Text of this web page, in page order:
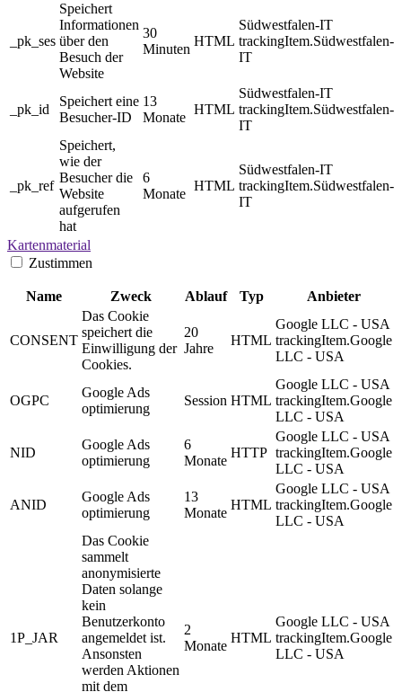
_pk_ses
Speichert
Informationen
über den
Besuch der
Website
30
Minuten
HTML
Südwestfalen-IT
trackingItem.Südwestfalen-
IT
_pk_id
Speichert eine
Besucher-ID
13
Monate
HTML
Südwestfalen-IT
trackingItem.Südwestfalen-
IT
_pk_ref
Speichert,
wie der
Besucher die
Website
aufgerufen
hat
6
Monate
HTML
Südwestfalen-IT
trackingItem.Südwestfalen-
IT
Kartenmaterial
Zustimmen
Name Zweck Ablauf Typ Anbieter
CONSENT
Das Cookie
speichert die
Einwilligung der
Cookies.
20
Jahre
HTML
Google LLC - USA
trackingItem.Google
LLC - USA
OGPC
Google Ads
optimierung
Session HTML
Google LLC - USA
trackingItem.Google
LLC - USA
NID
Google Ads
optimierung
6
Monate
HTTP
Google LLC - USA
trackingItem.Google
LLC - USA
ANID
Google Ads
optimierung
13
Monate
HTML
Google LLC - USA
trackingItem.Google
LLC - USA
1P_JAR
Das Cookie
sammelt
anonymisierte
Daten solange
kein
Benutzerkonto
angemeldet ist.
Ansonsten
werden Aktionen
mit dem
2
Monate
HTML
Google LLC - USA
trackingItem.Google
LLC - USA